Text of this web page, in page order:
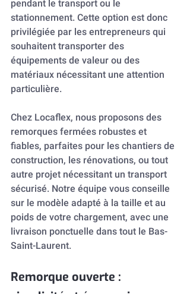
pendant le transport ou le
stationnement. Cette option est donc
privilégiée par les entrepreneurs qui
souhaitent transporter des
équipements de valeur ou des
matériaux nécessitant une attention
particulière.
Chez Locaflex, nous proposons des
remorques fermées robustes et
fiables, parfaites pour les chantiers de
construction, les rénovations, ou tout
autre projet nécessitant un transport
sécurisé. Notre équipe vous conseille
sur le modèle adapté à la taille et au
poids de votre chargement, avec une
livraison ponctuelle dans tout le Bas-
Saint-Laurent.
Remorque ouverte :